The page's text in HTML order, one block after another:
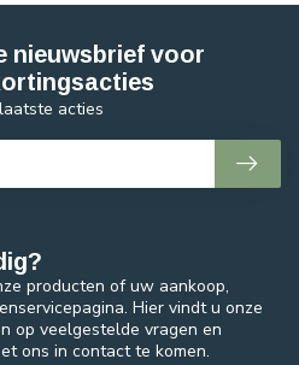
producten of uw aankoop,
Hier vindt u onze
op veelgestelde vragen en
ons in contact te komen.
nieuwsbrief voor
acties